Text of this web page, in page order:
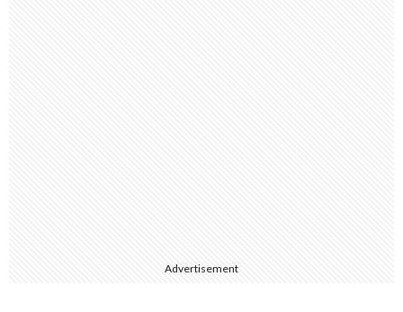
Advertisement